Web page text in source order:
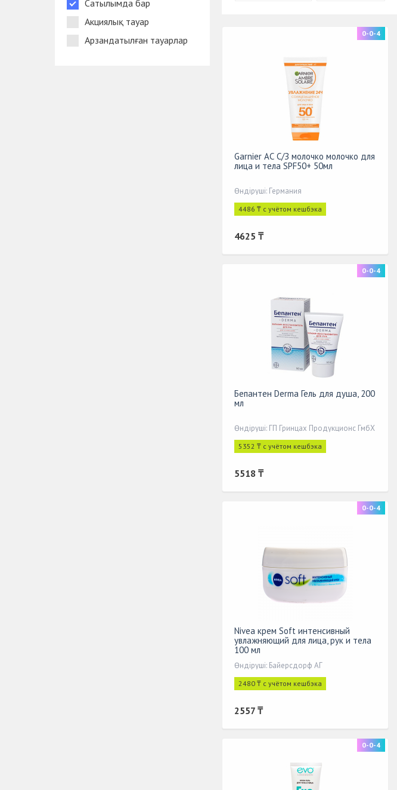
Сатылымда бар
Акциялық тауар
Арзандатылған тауарлар
0-0-4
Garnier АС С/З молочко молочко для
лица и тела SPF50+ 50мл
Өндіруші: Германия
4486 ₸ с учётом кешбэка
4625 ₸
0-0-4
Бепантен Derma Гель для душа, 200
мл
Өндіруші: ГП Гринцах Продукционс ГмбХ
5352 ₸ с учётом кешбэка
5518 ₸
0-0-4
Nivea крем Soft интенсивный
увлажняющий для лица, рук и тела
100 мл
Өндіруші: Байерсдорф АГ
2480 ₸ с учётом кешбэка
2557 ₸
0-0-4